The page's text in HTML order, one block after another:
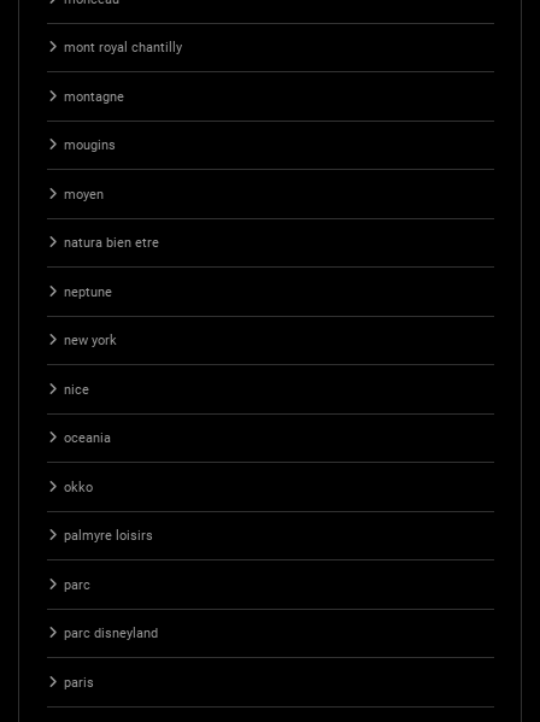
mont royal chantilly
montagne
mougins
moyen
natura bien etre
neptune
new york
nice
oceania
okko
palmyre loisirs
parc
parc disneyland
paris